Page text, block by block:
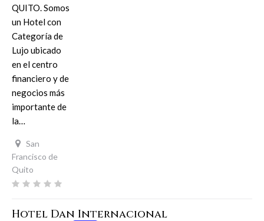
QUITO. Somos
un Hotel con
Categoría de
Lujo ubicado
en el centro
financiero y de
negocios más
importante de
la…
San
Francisco de
Quito
Hotel Dan Internacional